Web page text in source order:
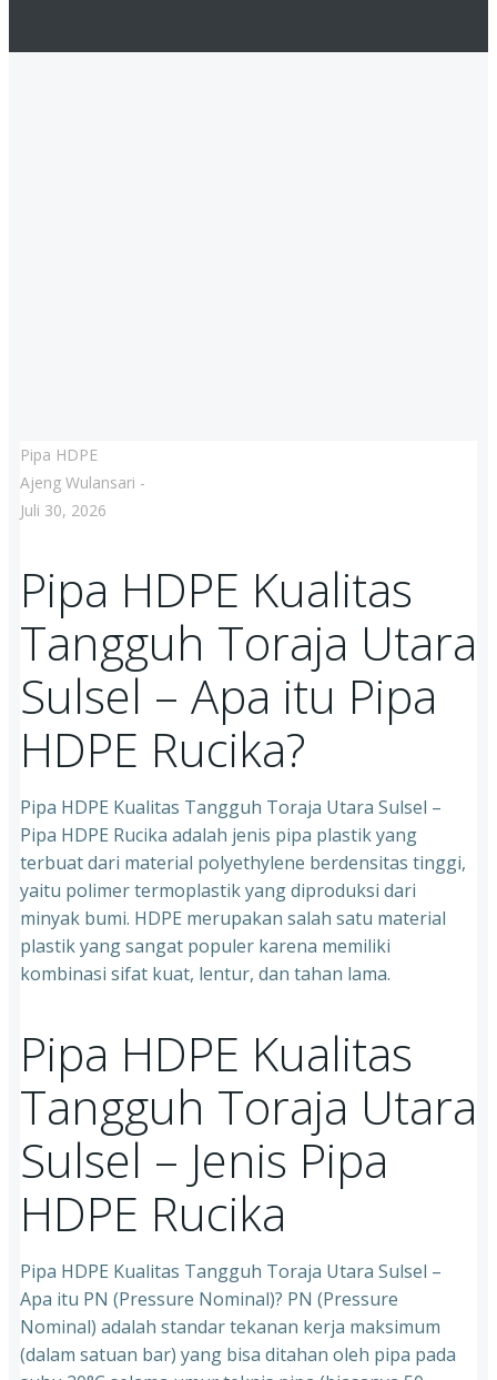
Pipa HDPE
Ajeng Wulansari -
Juli 30, 2026
Pipa HDPE Kualitas
Tangguh Toraja Utara
Sulsel – Apa itu Pipa
HDPE Rucika?
Pipa HDPE Kualitas Tangguh Toraja Utara Sulsel –
Pipa HDPE Rucika adalah jenis pipa plastik yang
terbuat dari material polyethylene berdensitas tinggi,
yaitu polimer termoplastik yang diproduksi dari
minyak bumi. HDPE merupakan salah satu material
plastik yang sangat populer karena memiliki
kombinasi sifat kuat, lentur, dan tahan lama.
Pipa HDPE Kualitas
Tangguh Toraja Utara
Sulsel – Jenis Pipa
HDPE Rucika
Pipa HDPE Kualitas Tangguh Toraja Utara Sulsel –
Apa itu PN (Pressure Nominal)? PN (Pressure
Nominal) adalah standar tekanan kerja maksimum
(dalam satuan bar) yang bisa ditahan oleh pipa pada